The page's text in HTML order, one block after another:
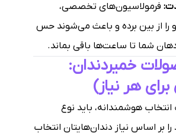
فرمولاسیون‌های تخصصی،
را از بین برده و باعث می‌شوند حس
شما تا ساعت‌ها باقی بماند.
خمیردندان:
هر نیاز)
هوشمندانه، باید نوع
بر اساس نیاز دندان‌هایتان انتخاب